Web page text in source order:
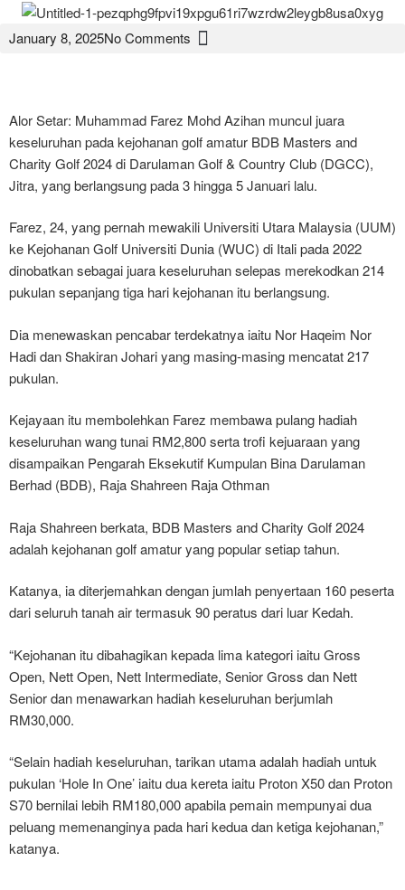
January 8, 2025No Comments
Alor Setar: Muhammad Farez Mohd Azihan muncul juara
keseluruhan pada kejohanan golf amatur BDB Masters and
Charity Golf 2024 di Darulaman Golf & Country Club (DGCC),
Jitra, yang berlangsung pada 3 hingga 5 Januari lalu.
Farez, 24, yang pernah mewakili Universiti Utara Malaysia (UUM)
ke Kejohanan Golf Universiti Dunia (WUC) di Itali pada 2022
dinobatkan sebagai juara keseluruhan selepas merekodkan 214
pukulan sepanjang tiga hari kejohanan itu berlangsung.
Dia menewaskan pencabar terdekatnya iaitu Nor Haqeim Nor
Hadi dan Shakiran Johari yang masing-masing mencatat 217
pukulan.
Kejayaan itu membolehkan Farez membawa pulang hadiah
keseluruhan wang tunai RM2,800 serta trofi kejuaraan yang
disampaikan Pengarah Eksekutif Kumpulan Bina Darulaman
Berhad (BDB), Raja Shahreen Raja Othman
Raja Shahreen berkata, BDB Masters and Charity Golf 2024
adalah kejohanan golf amatur yang popular setiap tahun.
Katanya, ia diterjemahkan dengan jumlah penyertaan 160 peserta
dari seluruh tanah air termasuk 90 peratus dari luar Kedah.
“Kejohanan itu dibahagikan kepada lima kategori iaitu Gross
Open, Nett Open, Nett Intermediate, Senior Gross dan Nett
Senior dan menawarkan hadiah keseluruhan berjumlah
RM30,000.
“Selain hadiah keseluruhan, tarikan utama adalah hadiah untuk
pukulan ‘Hole In One’ iaitu dua kereta iaitu Proton X50 dan Proton
S70 bernilai lebih RM180,000 apabila pemain mempunyai dua
peluang memenanginya pada hari kedua dan ketiga kejohanan,”
katanya.